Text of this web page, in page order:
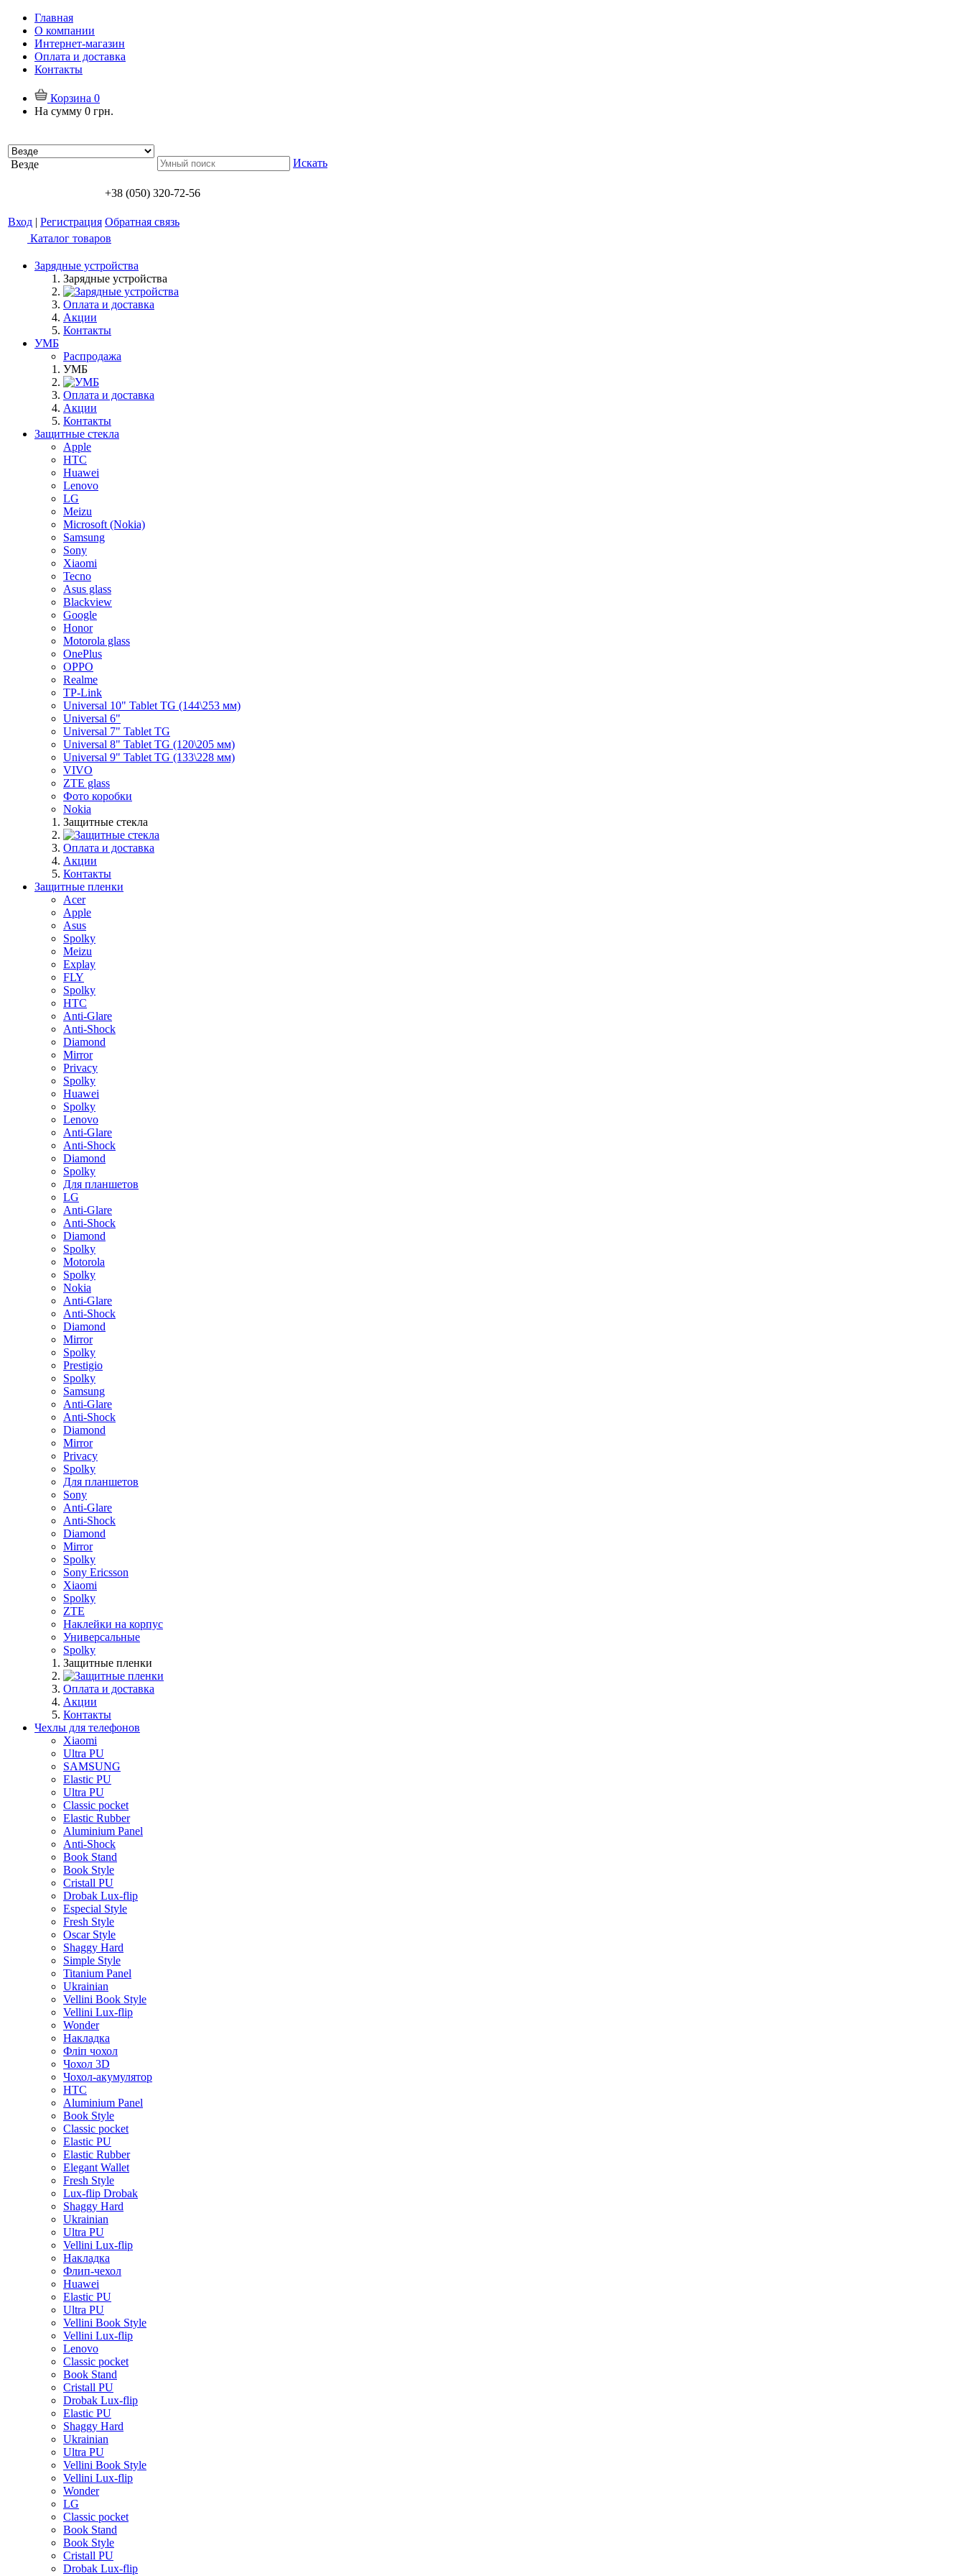
Главная
О компании
Интернет-магазин
Оплата и доставка
Контакты
Корзина 0
На сумму 0 грн.
Везде Искать
+38 (050) 320-72-56
Вход | Регистрация Обратная связь
Каталог товаров
Зарядные устройства
Зарядные устройства
Оплата и доставка
Акции
Контакты
УМБ
Распродажа
УМБ
Оплата и доставка
Акции
Контакты
Защитные стекла
Apple
HTC
Huawei
Lenovo
LG
Meizu
Microsoft (Nokia)
Samsung
Sony
Xiaomi
Tecno
Asus glass
Blackview
Google
Honor
Motorola glass
OnePlus
OPPO
Realme
TP-Link
Universal 10" Tablet TG (144\253 мм)
Universal 6"
Universal 7" Tablet TG
Universal 8" Tablet TG (120\205 мм)
Universal 9" Tablet TG (133\228 мм)
VIVO
ZTE glass
Фото коробки
Nokia
Защитные стекла
Оплата и доставка
Акции
Контакты
Защитные пленки
Acer
Apple
Asus
Spolky
Meizu
Explay
FLY
Spolky
HTC
Anti-Glare
Anti-Shock
Diamond
Mirror
Privacy
Spolky
Huawei
Spolky
Lenovo
Anti-Glare
Anti-Shock
Diamond
Spolky
Для планшетов
LG
Anti-Glare
Anti-Shock
Diamond
Spolky
Motorola
Spolky
Nokia
Anti-Glare
Anti-Shock
Diamond
Mirror
Spolky
Prestigio
Spolky
Samsung
Anti-Glare
Anti-Shock
Diamond
Mirror
Privacy
Spolky
Для планшетов
Sony
Anti-Glare
Anti-Shock
Diamond
Mirror
Spolky
Sony Ericsson
Xiaomi
Spolky
ZTE
Наклейки на корпус
Универсальные
Spolky
Защитные пленки
Оплата и доставка
Акции
Контакты
Чехлы для телефонов
Xiaomi
Ultra PU
SAMSUNG
Elastic PU
Ultra PU
Classic pocket
Elastic Rubber
Aluminium Panel
Anti-Shock
Book Stand
Book Style
Cristall PU
Drobak Lux-flip
Especial Style
Fresh Style
Oscar Style
Shaggy Hard
Simple Style
Titanium Panel
Ukrainian
Vellini Book Style
Vellini Lux-flip
Wonder
Накладка
Фліп чохол
Чохол 3D
Чохол-акумулятор
HTC
Aluminium Panel
Book Style
Classic pocket
Elastic PU
Elastic Rubber
Elegant Wallet
Fresh Style
Lux-flip Drobak
Shaggy Hard
Ukrainian
Ultra PU
Vellini Lux-flip
Накладка
Флип-чехол
Huawei
Elastic PU
Ultra PU
Vellini Book Style
Vellini Lux-flip
Lenovo
Classic pocket
Book Stand
Cristall PU
Drobak Lux-flip
Elastic PU
Shaggy Hard
Ukrainian
Ultra PU
Vellini Book Style
Vellini Lux-flip
Wonder
LG
Classic pocket
Book Stand
Book Style
Cristall PU
Drobak Lux-flip